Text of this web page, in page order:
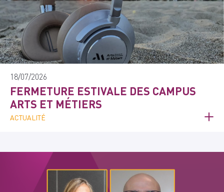
18/07/2026
FERMETURE ESTIVALE DES CAMPUS
ARTS ET MÉTIERS
ACTUALITÉ